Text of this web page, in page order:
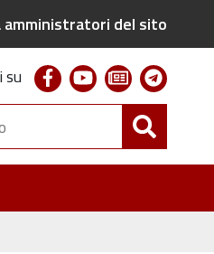
amministratori del sito
su facebookyoutubenewsletter
Cerca
nel
sito